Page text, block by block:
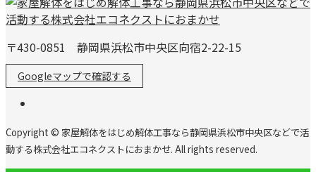
〒430-0851 静岡県浜松市中央区向宿2-22-15
Googleマップで確認する
Copyright © 家屋解体をはじめ解体工事なら静岡県浜松市中央区などで活
動する株式会社エコネクストにおまかせ. All rights reserved.